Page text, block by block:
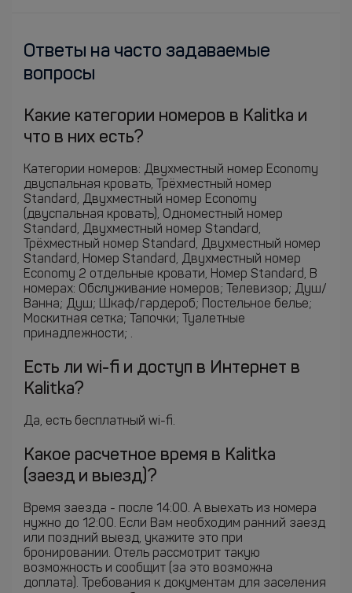
Ответы на часто задаваемые
вопросы
Какие категории номеров в Kalitka и
что в них есть?
Категории номеров: Двухместный номер Economy
двуспальная кровать, Трёхместный номер
Standard, Двухместный номер Economy
(двуспальная кровать), Одноместный номер
Standard, Двухместный номер Standard,
Трёхместный номер Standard, Двухместный номер
Standard, Номер Standard, Двухместный номер
Economy 2 отдельные кровати, Номер Standard, В
номерах: Обслуживание номеров; Телевизор; Душ/
Ванна; Душ; Шкаф/гардероб; Постельное белье;
Москитная сетка; Тапочки; Туалетные
принадлежности; .
Есть ли wi-fi и доступ в Интернет в
Kalitka?
Да, есть бесплатный wi-fi.
Какое расчетное время в Kalitka
(заезд и выезд)?
Время заезда - после 14:00. А выехать из номера
нужно до 12:00. Если Вам необходим ранний заезд
или поздний выезд, укажите это при
бронировании. Отель рассмотрит такую
возможность и сообщит (за это возможна
доплата). Требования к документам для заселения